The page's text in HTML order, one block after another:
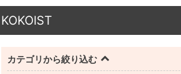
KOKOIST
カテゴリから絞り込む